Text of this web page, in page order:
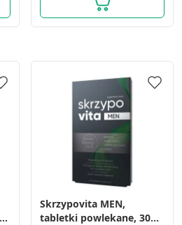
Skrzypovita MEN,
tabletki powlekane, 30